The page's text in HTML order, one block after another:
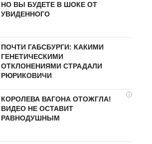
НО ВЫ БУДЕТЕ В ШОКЕ ОТ
УВИДЕННОГО
ПОЧТИ ГАБСБУРГИ: КАКИМИ
ГЕНЕТИЧЕСКИМИ
ОТКЛОНЕНИЯМИ СТРАДАЛИ
РЮРИКОВИЧИ
i
КОРОЛЕВА ВАГОНА ОТОЖГЛА!
ВИДЕО НЕ ОСТАВИТ
РАВНОДУШНЫМ